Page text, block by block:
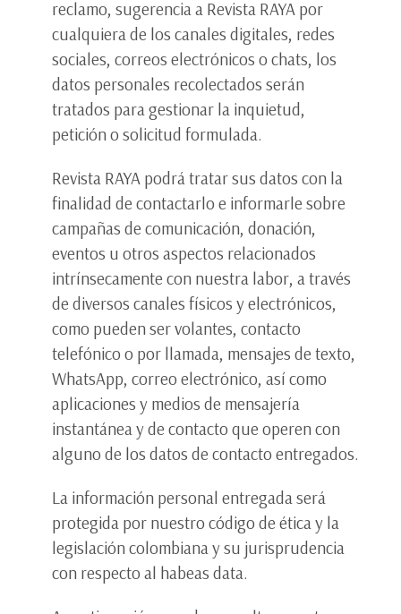
reclamo, sugerencia a Revista RAYA por
cualquiera de los canales digitales, redes
sociales, correos electrónicos o chats, los
datos personales recolectados serán
tratados para gestionar la inquietud,
petición o solicitud formulada.
Revista RAYA podrá tratar sus datos con la
finalidad de contactarlo e informarle sobre
campañas de comunicación, donación,
eventos u otros aspectos relacionados
intrínsecamente con nuestra labor, a través
de diversos canales físicos y electrónicos,
como pueden ser volantes, contacto
telefónico o por llamada, mensajes de texto,
WhatsApp, correo electrónico, así como
aplicaciones y medios de mensajería
instantánea y de contacto que operen con
alguno de los datos de contacto entregados.
La información personal entregada será
protegida por nuestro código de ética y la
legislación colombiana y su jurisprudencia
con respecto al habeas data.